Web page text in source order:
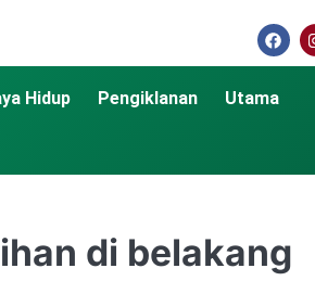
Hidup Pengiklanan Utama
di belakang